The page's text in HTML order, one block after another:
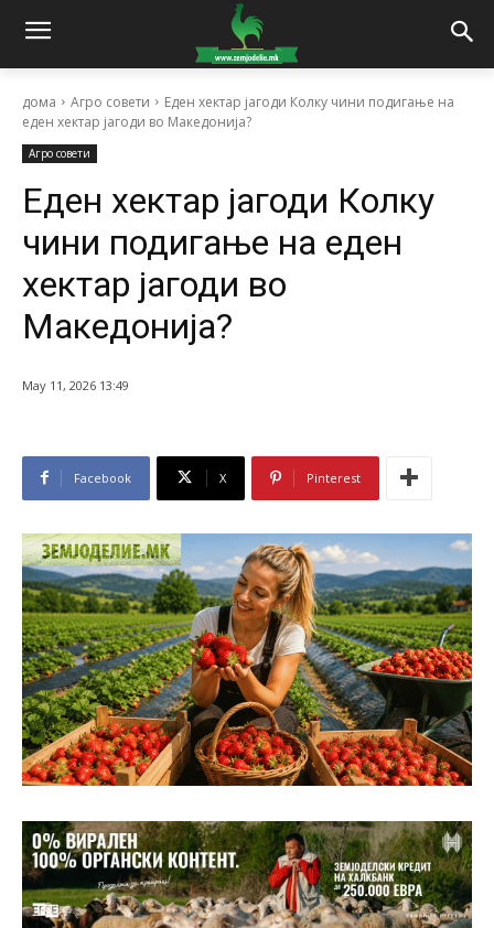
дома Агро совети
Еден хектар јагоди Колку чини подигање на
еден хектар јагоди во Македонија?
Агро совети
Еден хектар јагоди Колку
чини подигање на еден
хектар јагоди во
Македонија?
May 11, 2026 13:49
Facebook X Pinterest